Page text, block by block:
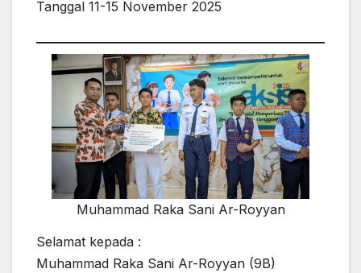
Tanggal 11-15 November 2025
Muhammad Raka Sani Ar-Royyan
Selamat kepada :
Muhammad Raka Sani Ar-Royyan (9B)